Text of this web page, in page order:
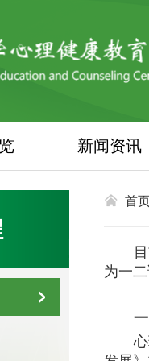
新闻资讯
首
为一